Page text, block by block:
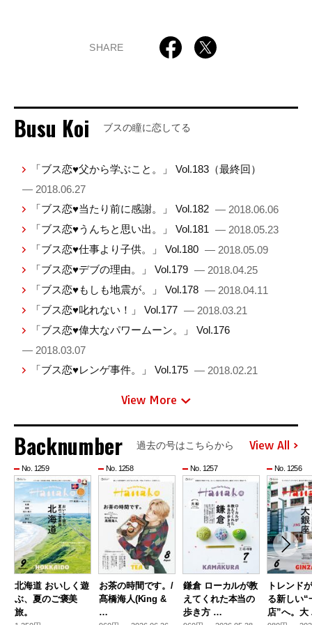
SHARE
Busu Koi ブスの瞳に恋してる
「ブス恋♥父から学ぶこと。」 Vol.183（最終回）
— 2018.06.27
「ブス恋♥当たり前に感謝。」 Vol.182 — 2018.06.06
「ブス恋♥うんちと思い出。」 Vol.181 — 2018.05.23
「ブス恋♥仕事より子供。」 Vol.180 — 2018.05.09
「ブス恋♥デブの理由。」 Vol.179 — 2018.04.25
「ブス恋♥もしも地震が。」 Vol.178 — 2018.04.11
「ブス恋♥叱れない！」 Vol.177 — 2018.03.21
「ブス恋♥偉大なパワームーン。」 Vol.176
— 2018.03.07
「ブス恋♥レンゲ事件。」 Vol.175 — 2018.02.21
View More
Backnumber 過去の号はこちらから View All
No. 1259
北海道 おいしく遊
ぶ、夏のご褒美
旅。
No. 1258
お茶の時間です。/
髙橋海人(King &
…
No. 1257
鎌倉 ローカルが教
えてくれた本当の
歩き方 …
No. 1256
トレンド
る新しい“
店”へ。